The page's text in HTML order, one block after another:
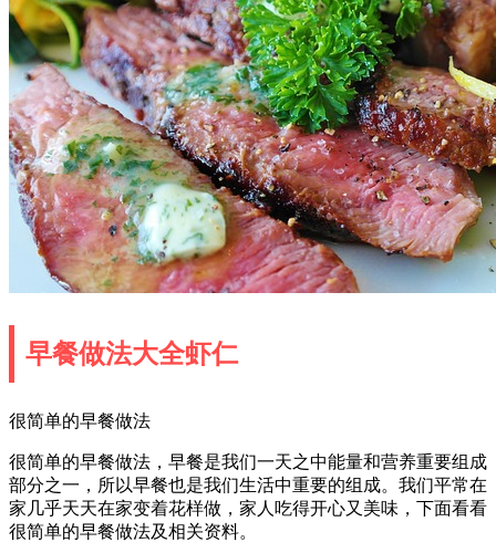
早餐做法大全虾仁
很简单的早餐做法
很简单的早餐做法，早餐是我们一天之中能量和营养重要组成
部分之一，所以早餐也是我们生活中重要的组成。我们平常在
家几乎天天在家变着花样做，家人吃得开心又美味，下面看看
很简单的早餐做法及相关资料。